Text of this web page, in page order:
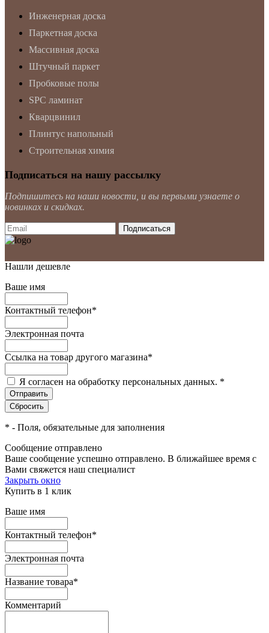
Инженерная доска
Паркетная доска
Массивная доска
Штучный паркет
Пробковые полы
SPC ламинат
Кварцвинил
Плинтус напольный
Строительная химия
Подписаться на нашу рассылку
Подпишитесь на наши новости, и вы первыми узнаете о
новинках и скидках.
Нашли дешевле
Ваше имя
Контактный телефон*
Электронная почта
Ссылка на товар другого магазина*
Я согласен на обработку персональных данных. *
* - Поля, обязательные для заполнения
Сообщение отправлено
Ваше сообщение успешно отправлено. В ближайшее время с
Вами свяжется наш специалист
Закрыть окно
Купить в 1 клик
Ваше имя
Контактный телефон*
Электронная почта
Название товара*
Комментарий